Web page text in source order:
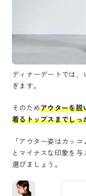
ディナーデートでは
ぎます。
そのためアウターを脱
着るトップスまでし
「アウター姿はカッ
とマイナスな印象を
選びましょう。